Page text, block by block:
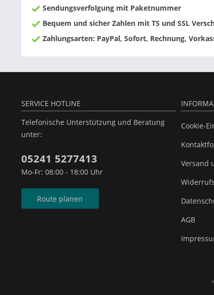
Sendungsverfolgung mit Paketnummer
Bequem und sicher Zahlen mit TS und SSL
Zahlungsarten: PayPal, Sofort, Rechnung,
SERVICE HOTLINE
Telefonische Unterstützung und Beratung
unter:
05241 5277413
Mo-Fr: 08:00 - 18:00 Uhr
Route planen
Cookie-
Versand
AGB